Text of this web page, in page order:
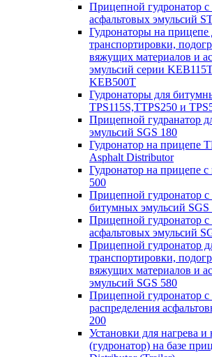
Прицепной гудронатор с
асфальтовых эмульсий
Гудронаторы на прицепе
транспортировки,
вяжущих материалов и
эмульсий серии
KEB500T
Гудронаторы для
TPS115S,TTPS250 и
Прицепной гудранатор
эмульсий SGS 180
Гудронатор на прицепе
Asphalt Distributor
Гудронатор на прицепе
500
Прицепной гудронатор с
битумных эмульсий SGS
Прицепной гудронатор с
асфальтовых эмульсий
Прицепной гудронатор
транспортировки,
вяжущих материалов и
эмульсий SGS 580
Прицепной гудронатор с
распределения
200
Установки для нагрева и
(гудронатор) на базе